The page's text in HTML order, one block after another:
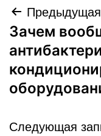
по
записям
Зачем
Следующая